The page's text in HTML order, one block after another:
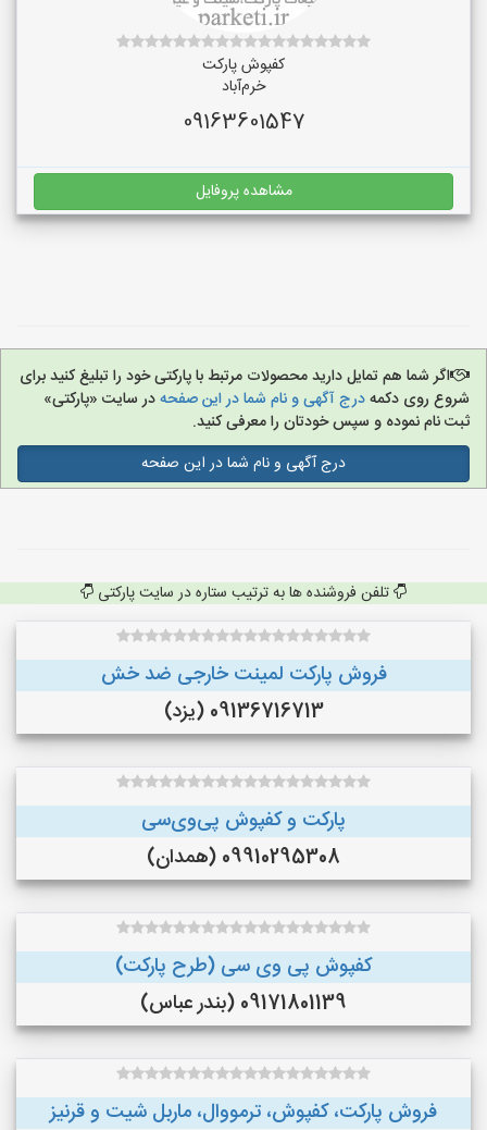
کفپوش پارکت
خرم‌آباد
09163601547
مشاهده پروفایل
اگر شما هم تمایل دارید محصولات مرتبط با پارکتی خود را تبلیغ کنید برای
شروع روی دکمهدرج آگهی و نام شما در این صفحهدر سایت «پارکتی»
ثبت نام نموده و سپس خودتان را معرفی کنید.
درج آگهی و نام شما در این صفحه
تلفن فروشنده ها به ترتیب ستاره در سایت پارکتی
فروش پارکت لمینت خارجی ضد خش
09136716713 (یزد)
پارکت و کفپوش پی‌وی‌سی
09910295308 (همدان)
کفپوش پی وی سی (طرح پارکت)
09171801139 (بندر عباس)
فروش پارکت، کفپوش، ترمووال، ماربل شیت و قرنیز